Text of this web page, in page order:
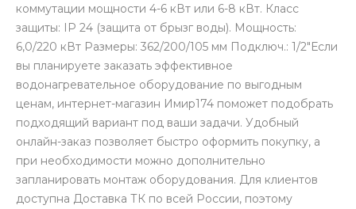
коммутации мощности 4-6 кВт или 6-8 кВт. Класс
защиты: IP 24 (защита от брызг воды). Мощность:
6,0/220 кВт Размеры: 362/200/105 мм Подключ.: 1/2"Если
вы планируете заказать эффективное
водонагревательное оборудование по выгодным
ценам, интернет-магазин Имир174 поможет подобрать
подходящий вариант под ваши задачи. Удобный
онлайн-заказ позволяет быстро оформить покупку, а
при необходимости можно дополнительно
запланировать монтаж оборудования. Для клиентов
доступна Доставка ТК по всей России, поэтому